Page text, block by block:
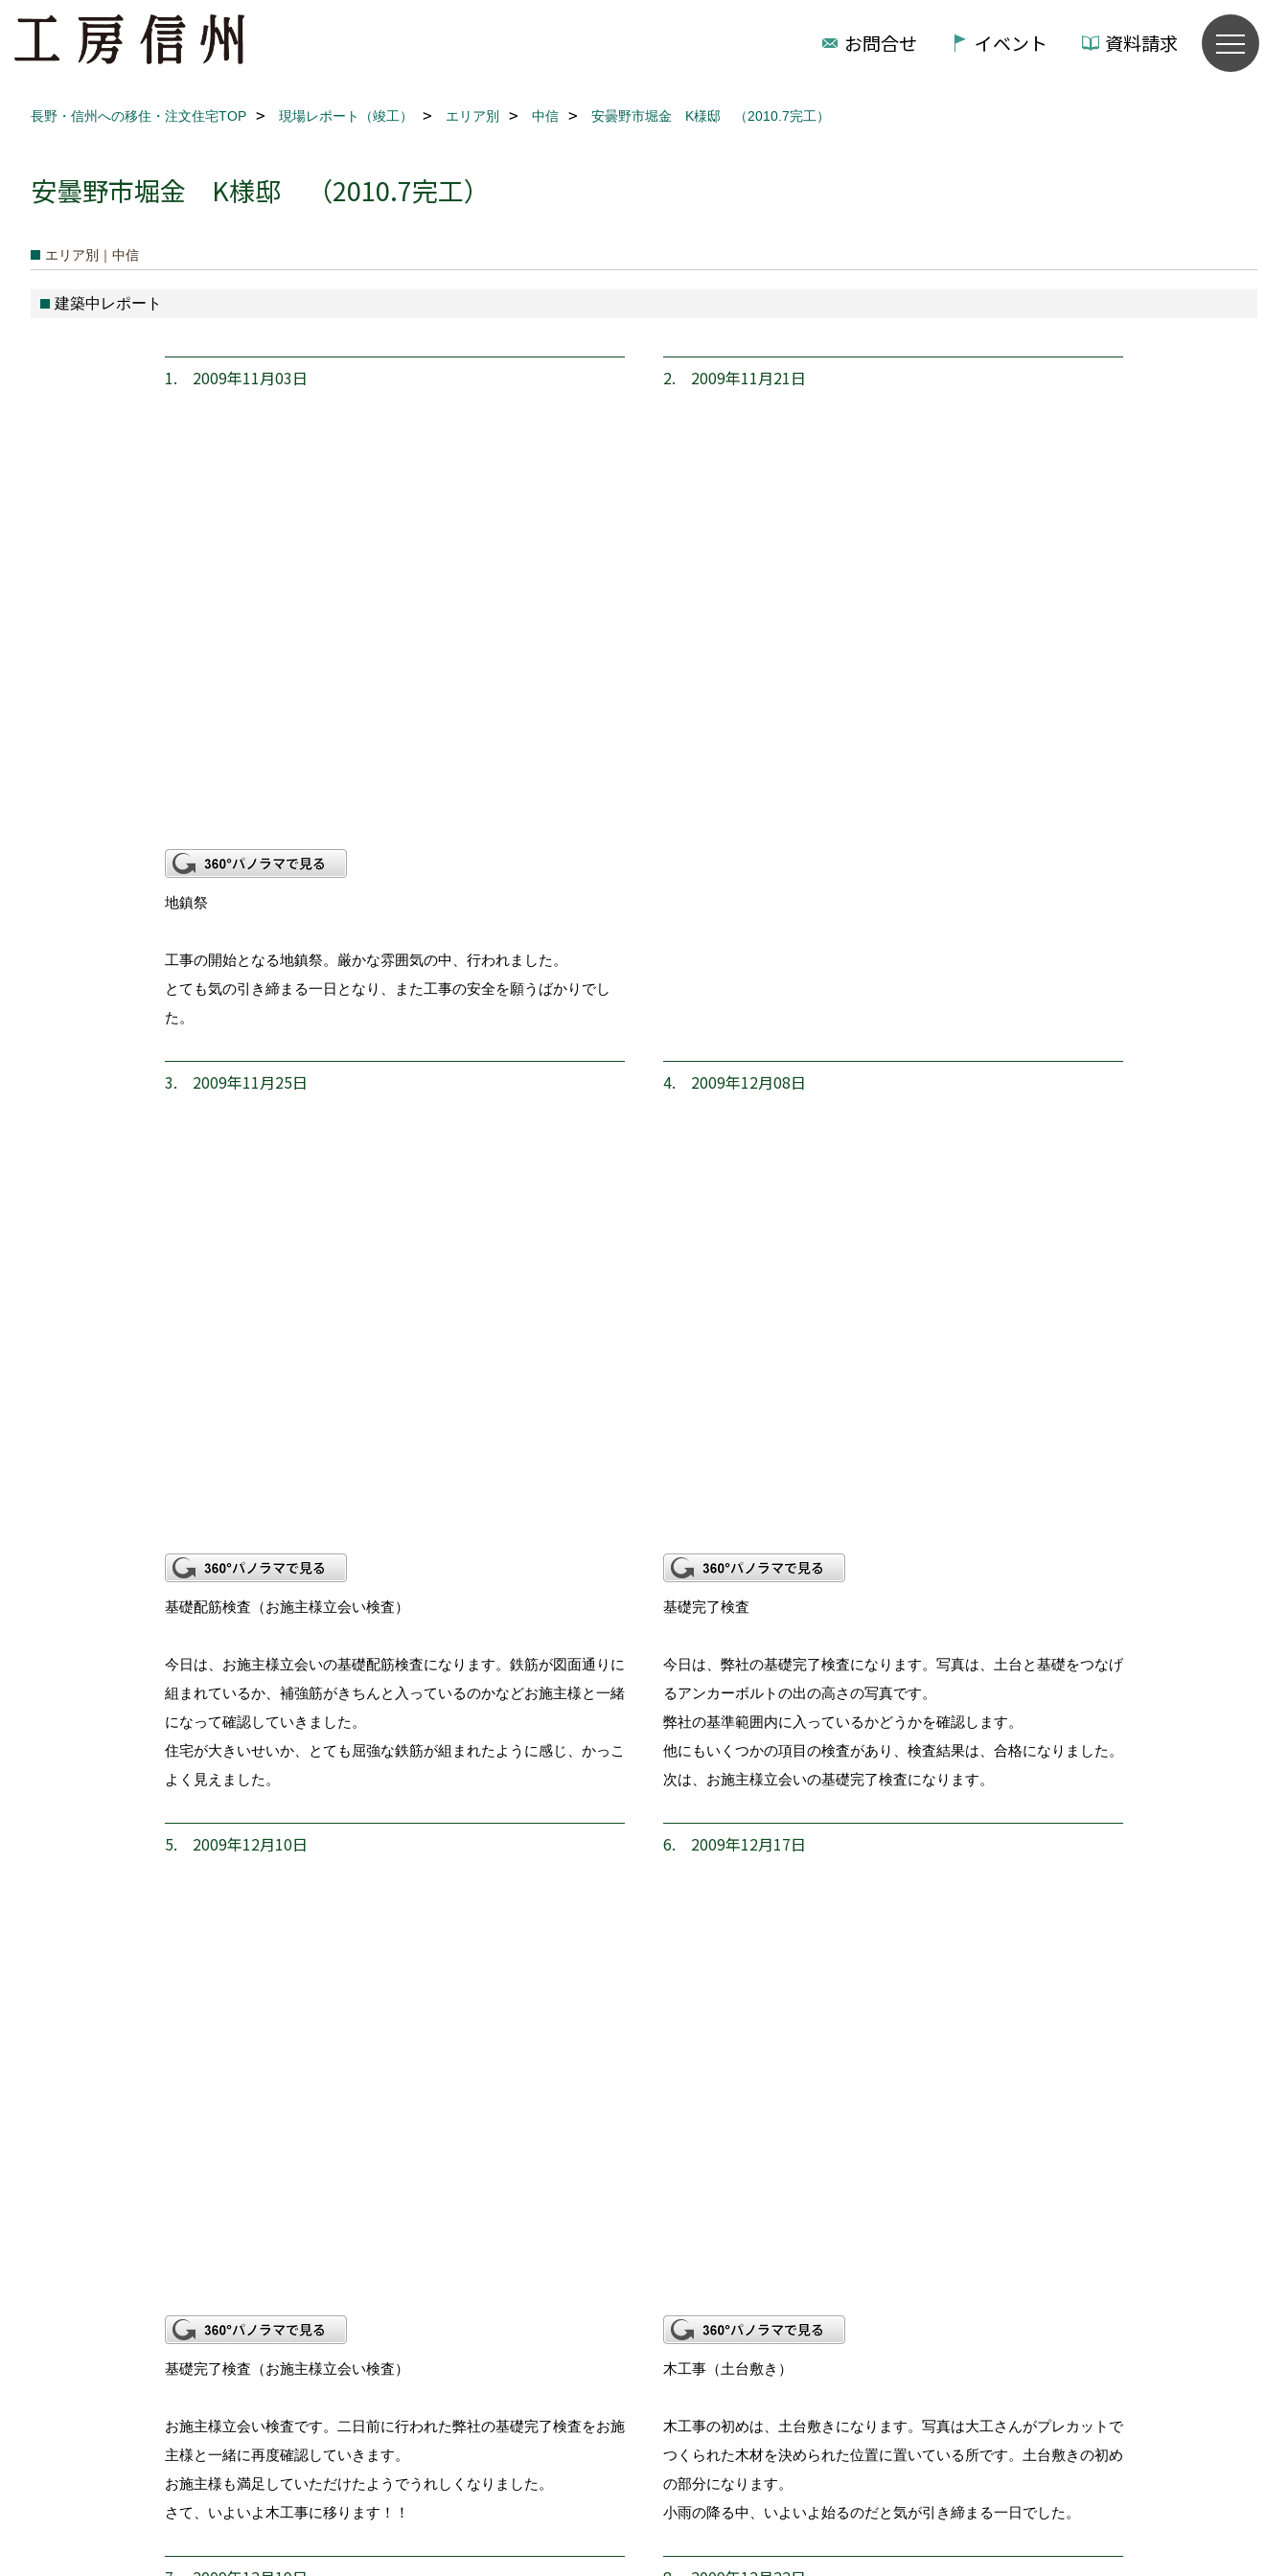
お問合せ イベント 資料請求
長野・信州への移住・注文住宅TOP 現場レポート（竣工） エリア別 中信 安曇野市堀金 K様邸 （2010.7完工）
安曇野市堀金 K様邸 （2010.7完工）
エリア別｜中信
建築中レポート
1. 2009年11月03日
地鎮祭
工事の開始となる地鎮祭。厳かな雰囲気の中、行われました。
とても気の引き締まる一日となり、また工事の安全を願うばかりでし
た。
2. 2009年11月21日
3. 2009年11月25日
基礎配筋検査（お施主様立会い検査）
今日は、お施主様立会いの基礎配筋検査になります。鉄筋が図面通りに
組まれているか、補強筋がきちんと入っているのかなどお施主様と一緒
になって確認していきました。
住宅が大きいせいか、とても屈強な鉄筋が組まれたように感じ、かっこ
よく見えました。
4. 2009年12月08日
基礎完了検査
今日は、弊社の基礎完了検査になります。写真は、土台と基礎をつなげ
るアンカーボルトの出の高さの写真です。
弊社の基準範囲内に入っているかどうかを確認します。
他にもいくつかの項目の検査があり、検査結果は、合格になりました。
次は、お施主様立会いの基礎完了検査になります。
5. 2009年12月10日
基礎完了検査（お施主様立会い検査）
お施主様立会い検査です。二日前に行われた弊社の基礎完了検査をお施
主様と一緒に再度確認していきます。
お施主様も満足していただけたようでうれしくなりました。
さて、いよいよ木工事に移ります！！
6. 2009年12月17日
木工事（土台敷き）
木工事の初めは、土台敷きになります。写真は大工さんがプレカットで
つくられた木材を決められた位置に置いている所です。土台敷きの初め
の部分になります。
小雨の降る中、いよいよ始るのだと気が引き締まる一日でした。